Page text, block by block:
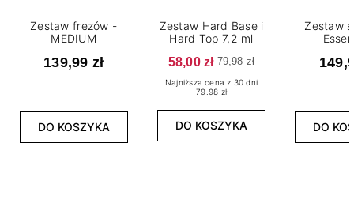
Zestaw frezów -
MEDIUM
139,99 zł
DO KOSZYKA
Zestaw Hard Base i
Hard Top 7,2 ml
58,00 zł 79,98 zł
Najniższa cena z 30 dni
79.98 zł
DO KOSZYKA
Zestaw
DO